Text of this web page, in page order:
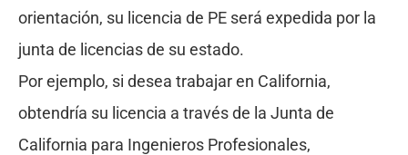
orientación, su licencia de PE será expedida por la
junta de licencias de su estado.
Por ejemplo, si desea trabajar en California,
obtendría su licencia a través de la Junta de
California para Ingenieros Profesionales,